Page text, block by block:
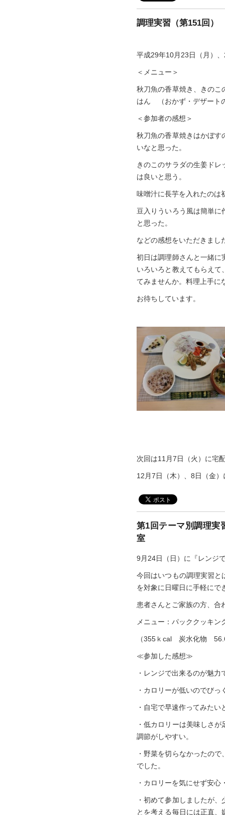
調理実習（第151回）
平成29年10月23日（月）
＜メニュー＞
秋刀魚の香草焼き、きの
はん （おかず・デザート
＜参加者の感想＞
秋刀魚の香草焼きはかぼす
いなと思った。
きのこのサラダの生姜ド
は良いと思う。
味噌汁に長芋を入れたのは
豆入りういろう風は簡単
と思った。
などの感想をいただきまし
初日は調理師さんと一緒に
いろいろと教えてもらえ
てみませんか。料理上手に
お待ちしています。
次回は11月7日（火）に宅
12月7日（木）、8日（金
第1回テーマ別調理実
室
9月24日（日）に『レンジ
今回はいつもの調理実習と
を対象に日曜日に手軽にで
患者さんとご家族の方、合
メニュー：パッククッキ
（355ｋcal 炭水化物
≪参加した感想≫
・レンジで出来るのが魅
・カロリーが低いのでびっ
・自宅で早速作ってみた
・低カロリーは美味しさ
調節がしやすい。
・野菜を切らなかったの
でした。
・カロリーを気にせず安
・初めて参加しましたが
とを考える毎日には正直